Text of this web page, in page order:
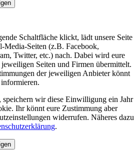
Schaltfläche klickt, lädt unsere Seite
Media-Seiten (z.B. Facebook,
Twitter, etc.) nach. Dabei wird eure
Seiten und Firmen übermittelt.
der jeweiligen Anbieter könnt
speichern wir diese Einwilligung ein Jahr
Ihr könnt eure Zustimmung aber
widerrufen. Näheres dazu
.